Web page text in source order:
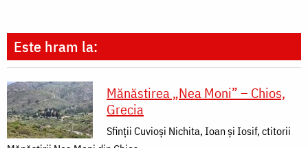
Este hram la:
Mănăstirea „Nea Moni” – Chios,
Grecia
Sfinții Cuvioși Nichita, Ioan și Iosif, ctitorii